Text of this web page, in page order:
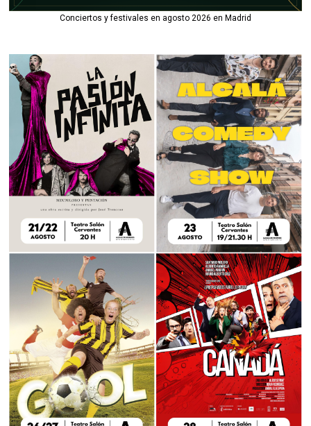
Conciertos y festivales en agosto 2026 en Madrid